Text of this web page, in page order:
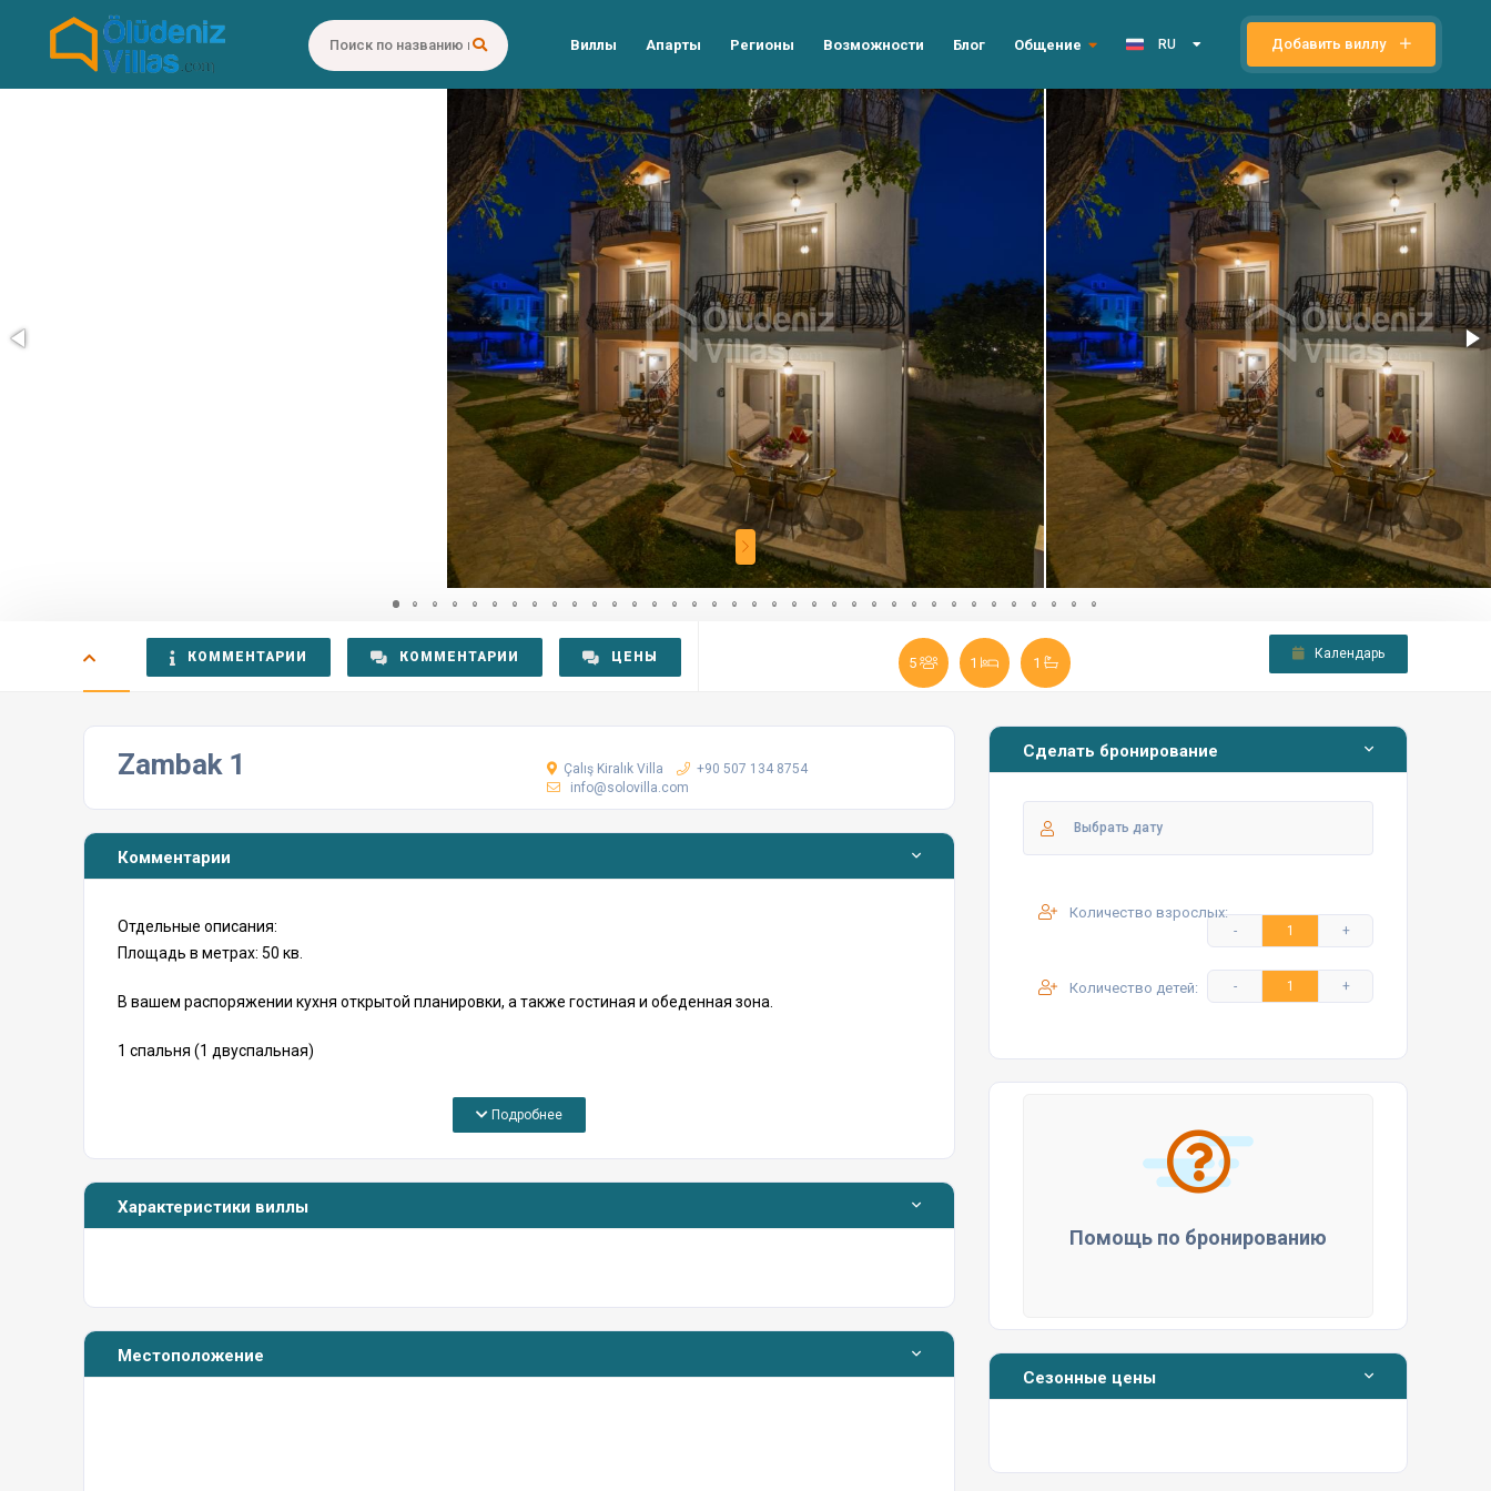
Добавить виллу
RU
Виллы Апарты Регионы Возможности Блог Общение
КОММЕНТАРИИ КОММЕНТАРИИ ЦЕНЫ 5 1 1
Календарь
Zambak 1 Çalış Kiralık Villa
+90 507 134 8754
info@solovilla.com
Комментарии
Отдельные описания:
Площадь в метрах: 50 кв.
В вашем распоряжении кухня открытой планировки, а также гостиная и обеденная зона.
1 спальня (1 двуспальная)
Диван-кровать, который может быть 1 или 2 кроватями
Общий бассейн и ухоженный сад с другими 11 квартирами в комплексе
Подробнее
Характеристики виллы
Местоположение
Сделать бронирование
Количество взрослых:
Количество детей:
Помощь по бронированию
Сезонные цены